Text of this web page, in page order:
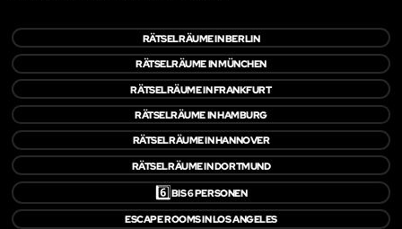
RÄTSELRÄUME IN BERLIN
RÄTSELRÄUME IN MÜNCHEN
RÄTSELRÄUME IN FRANKFURT
RÄTSELRÄUME IN HAMBURG
RÄTSELRÄUME IN HANNOVER
RÄTSELRÄUME IN DORTMUND
6️⃣BIS 6 PERSONEN
ESCAPE ROOMS IN LOS ANGELES